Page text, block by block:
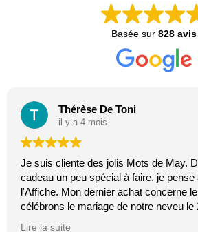
Basée sur 828 avis
Thérèse De Toni
il y a 4 mois
Je suis cliente des jolis Mots de May.
cadeau un peu spécial à faire, je
l'Affiche. Mon dernier achat concerne
célébrons le mariage de notre neveu le
Lire la suite